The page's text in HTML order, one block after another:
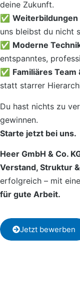
deine Zukunft.
✅ Weiterbildungen
uns bleibst du nicht
✅ Moderne
entspanntes,
✅ Familiäres
statt starrer
Du hast nichts zu
gewinnen.
Starte jetzt bei uns.
Heer GmbH & Co.
Verstand, Struktur
erfolgreich – mit
für gute Arbeit.
Jetzt bewerben